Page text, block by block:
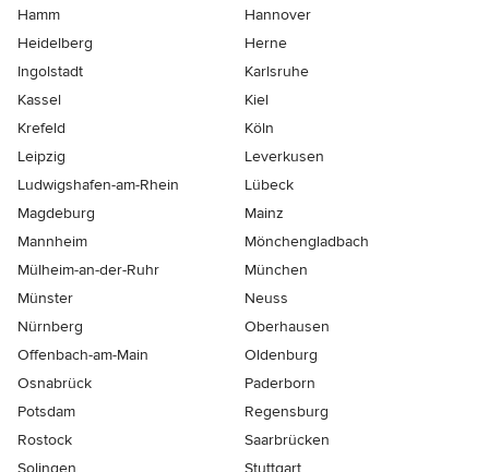
Hamm
Hannover
Heidelberg
Herne
Ingolstadt
Karlsruhe
Kassel
Kiel
Krefeld
Köln
Leipzig
Leverkusen
Ludwigshafen-am-Rhein
Lübeck
Magdeburg
Mainz
Mannheim
Mönchen­gladbach
Mülheim-an-der-Ruhr
München
Münster
Neuss
Nürnberg
Oberhausen
Offenbach-am-Main
Oldenburg
Osnabrück
Paderborn
Potsdam
Regensburg
Rostock
Saarbrücken